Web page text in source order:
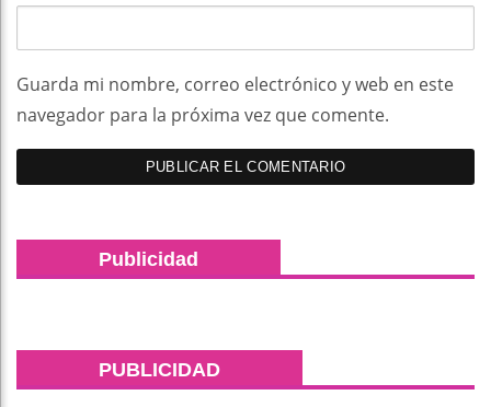
Guarda mi nombre, correo electrónico y web en este
navegador para la próxima vez que comente.
Publicidad
PUBLICIDAD